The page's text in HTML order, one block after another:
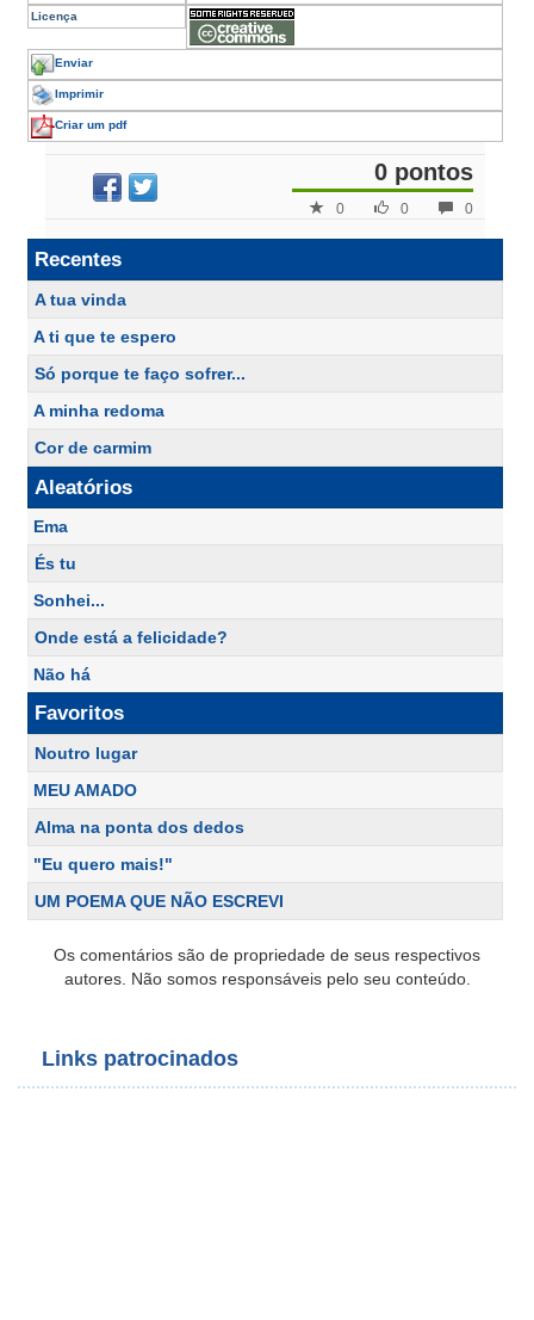
Licença
Enviar
Imprimir
Criar um pdf
0 pontos
0
0
0
Recentes
A tua vinda
A ti que te espero
Só porque te faço sofrer...
A minha redoma
Cor de carmim
Aleatórios
Ema
És tu
Sonhei...
Onde está a felicidade?
Não há
Favoritos
Noutro lugar
MEU AMADO
Alma na ponta dos dedos
"Eu quero mais!"
UM POEMA QUE NÃO ESCREVI
Os comentários são de propriedade de seus respectivos
autores. Não somos responsáveis pelo seu conteúdo.
Links patrocinados